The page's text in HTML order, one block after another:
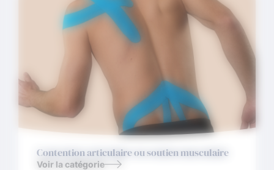
Contention articulaire ou soutien musculaire
Voir la catégorie